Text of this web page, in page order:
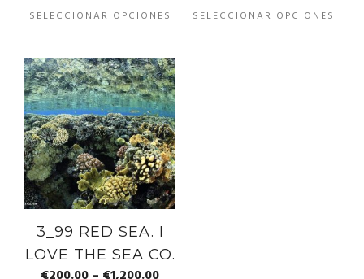
SELECCIONAR OPCIONES SELECCIONAR OPCIONES
3_99 RED SEA. I
LOVE THE SEA CO.